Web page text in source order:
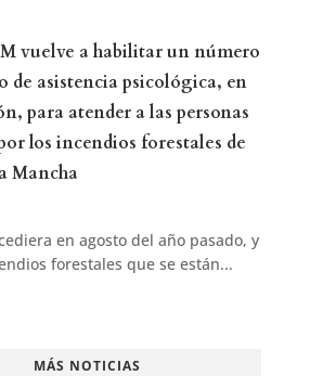
vuelve a habilitar un número
de asistencia psicológica, en
para atender a las personas
los incendios forestales de
Mancha
en agosto del año pasado, y
forestales que se están...
MÁS NOTICIAS